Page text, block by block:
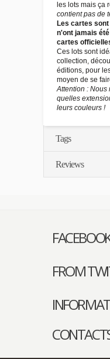
les lots mais ça
contient pas de
Les cartes
n'ont jamais
cartes
Ces lots sont
collection,
éditions, pour
moyen de se
Attention : Nous
quelles
leurs couleurs !
Tags
Reviews
FROM